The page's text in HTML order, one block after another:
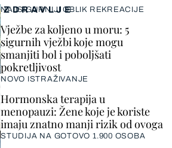
ZDRAVLJE
NAJSIGURNIJI OBLIK REKREACIJE
Vježbe za koljeno u moru: 5
sigurnih vježbi koje mogu
smanjiti bol i poboljšati
pokretljivost
NOVO ISTRAŽIVANJE
Hormonska terapija u
menopauzi: Žene koje je koriste
imaju znatno manji rizik od ovoga
STUDIJA NA GOTOVO 1.900 OSOBA